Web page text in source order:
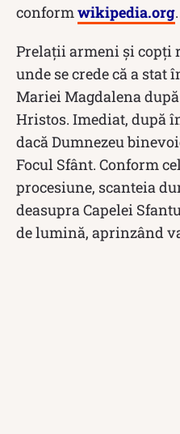
conformwikipedia.org.
Prelații armeni și copți
unde se crede că a stat
Mariei Magdalena
Hristos. Imediat, după
dacă Dumnezeu
Focul Sfânt. Conform
procesiune, scanteia
deasupra Capelei
de lumină, aprinzând